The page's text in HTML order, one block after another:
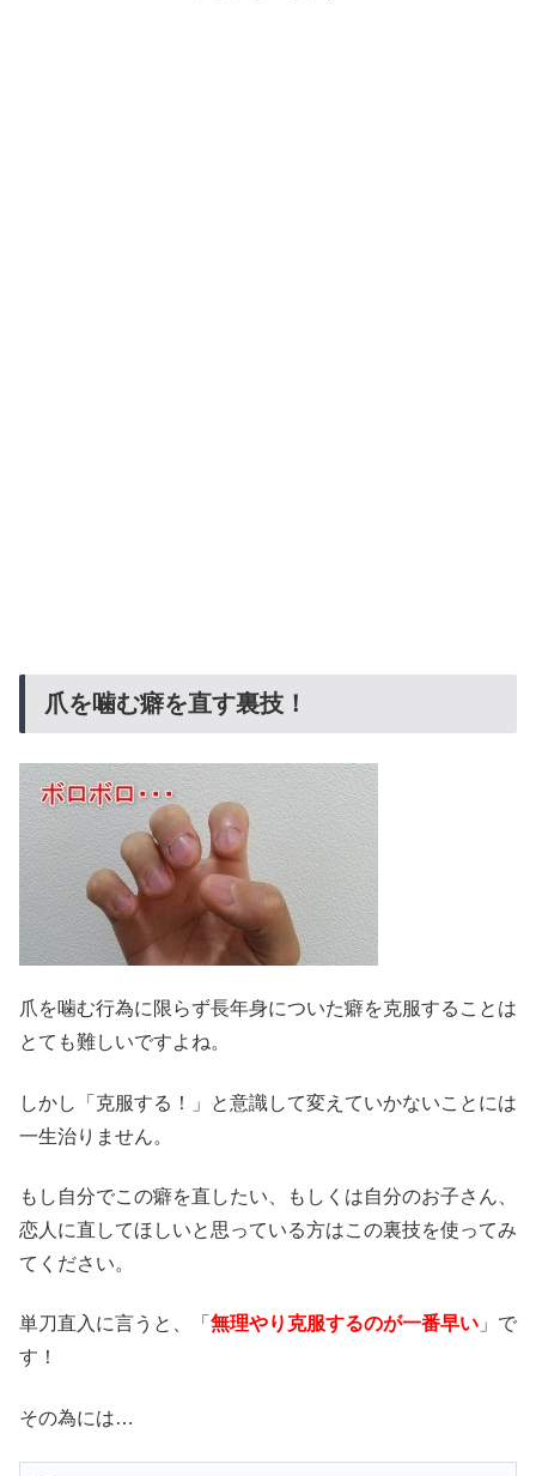
爪を噛む癖を直す裏技！
爪を噛む行為に限らず長年身についた癖を克服することは
とても難しいですよね。
しかし「克服する！」と意識して変えていかないことには
一生治りません。
もし自分でこの癖を直したい、もしくは自分のお子さん、
恋人に直してほしいと思っている方はこの裏技を使ってみ
てください。
単刀直入に言うと、「 無理やり克服するのが一番早い 」で
す！
その為には…